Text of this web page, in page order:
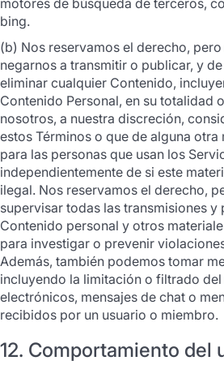
bing.
(b) Nos reservamos el derecho,
negarnos a transmitir o publicar, y
eliminar cualquier Contenido,
Contenido Personal, en su totalidad
nosotros, a nuestra discreción,
estos Términos o que de alguna
para las personas que usan los
independientemente de si este
ilegal. Nos reservamos el derecho,
supervisar todas las transmisiones y
Contenido personal y otros
para investigar o prevenir
Además, también podemos tomar
incluyendo la limitación o filtrado
electrónicos, mensajes de chat o
recibidos por un usuario o miembro.
12. Comportamiento del